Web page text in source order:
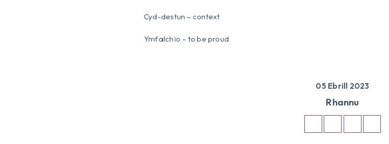
Cyd-destun – context
Ymfalchïo – to be proud
05 Ebrill 2023
Rhannu